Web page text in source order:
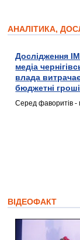
АНАЛІТИКА,
Дослідження
медіа
влада
бюджетні гроші
Серед фаворитів -
ВІДЕОФАКТ